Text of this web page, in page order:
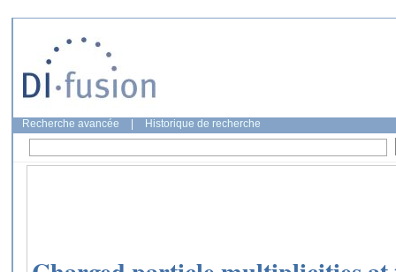
Recherche avancée Historique de recherche